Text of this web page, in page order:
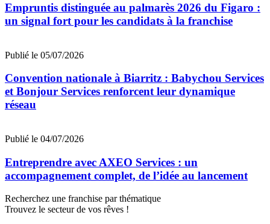
Empruntis distinguée au palmarès 2026 du Figaro :
un signal fort pour les candidats à la franchise
Publié le 05/07/2026
Convention nationale à Biarritz : Babychou Services
et Bonjour Services renforcent leur dynamique
réseau
Publié le 04/07/2026
Entreprendre avec AXEO Services : un
accompagnement complet, de l’idée au lancement
Recherchez une franchise par thématique
Trouvez le secteur de vos rêves !